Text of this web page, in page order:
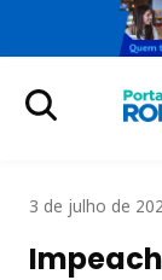
3 de julho de